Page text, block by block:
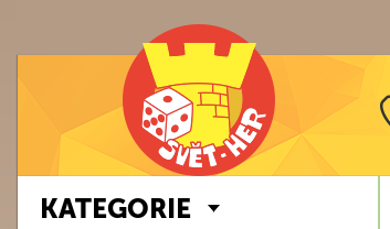
KATEGORIE